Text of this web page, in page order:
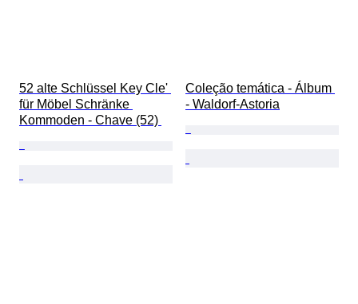
52 alte Schlüssel Key Cle'
für Möbel Schränke
Kommoden - Chave (52)
Coleção temática - Álbum
- Waldorf-Astoria